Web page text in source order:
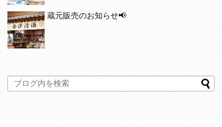
蔵元販売のお知らせ📢